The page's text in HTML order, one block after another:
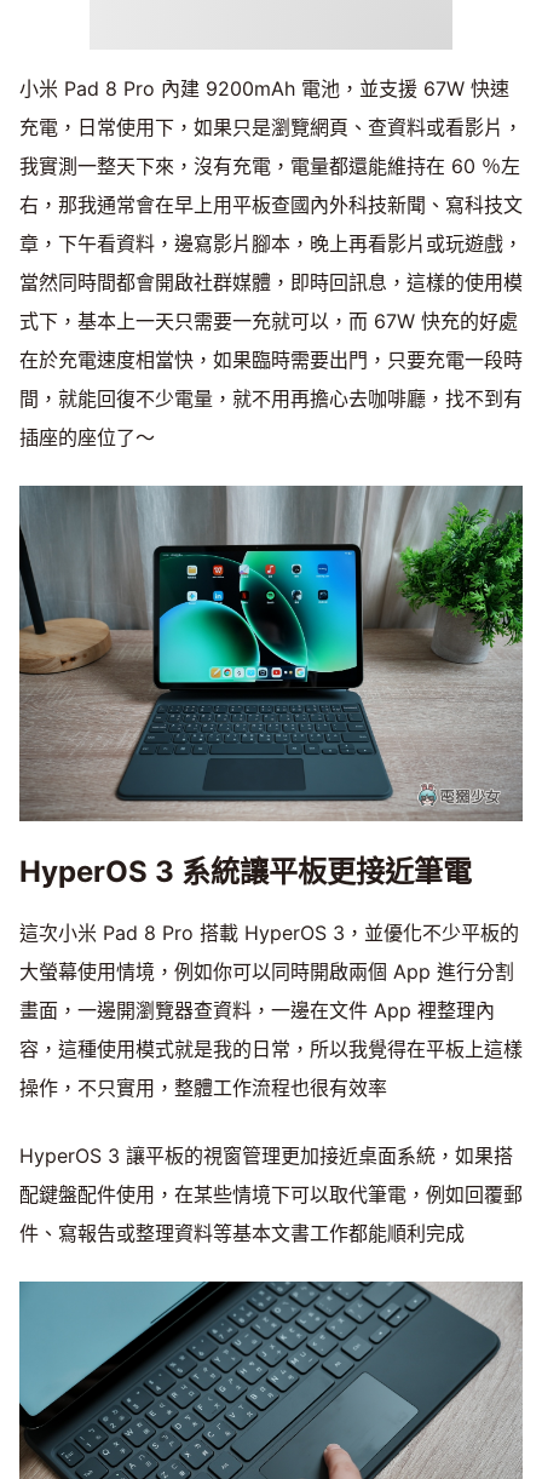
小米 Pad 8 Pro 內建 9200mAh 電池，並支援 67W 快速
充電，日常使用下，如果只是瀏覽網頁、查資料或看影片，
我實測一整天下來，沒有充電，電量都還能維持在 60 ％左
右，那我通常會在早上用平板查國內外科技新聞、寫科技文
章，下午看資料，邊寫影片腳本，晚上再看影片或玩遊戲，
當然同時間都會開啟社群媒體，即時回訊息，這樣的使用模
式下，基本上一天只需要一充就可以，而 67W 快充的好處
在於充電速度相當快，如果臨時需要出門，只要充電一段時
間，就能回復不少電量，就不用再擔心去咖啡廳，找不到有
插座的座位了～
HyperOS 3 系統讓平板更接近筆電
這次小米 Pad 8 Pro 搭載 HyperOS 3，並優化不少平板的
大螢幕使用情境，例如你可以同時開啟兩個 App 進行分割
畫面，一邊開瀏覽器查資料，一邊在文件 App 裡整理內
容，這種使用模式就是我的日常，所以我覺得在平板上這樣
操作，不只實用，整體工作流程也很有效率
HyperOS 3 讓平板的視窗管理更加接近桌面系統，如果搭
配鍵盤配件使用，在某些情境下可以取代筆電，例如回覆郵
件、寫報告或整理資料等基本文書工作都能順利完成